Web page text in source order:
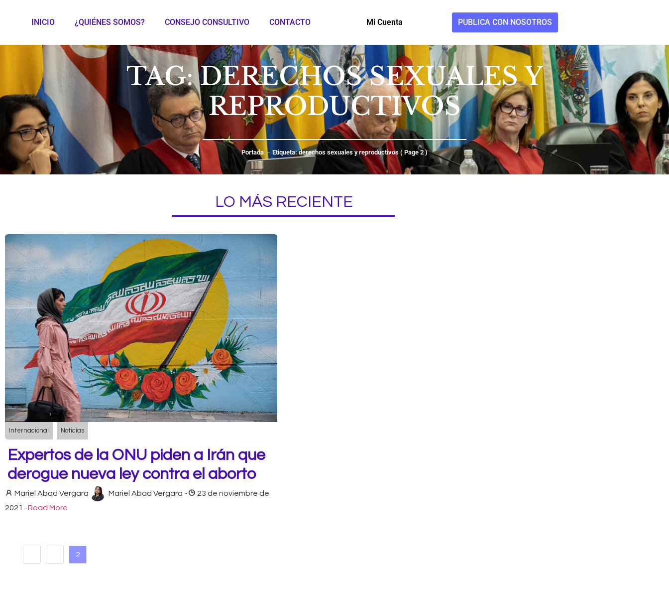
INICIO ¿QUIÉNES SOMOS? CONSEJO CONSULTIVO CONTACTO Mi Cuenta PUBLICA CON NOSOTROS
TAG: DERECHOS SEXUALES Y
REPRODUCTIVOS
Portada Etiqueta: derechos sexuales y reproductivos ( Page 2 )
LO MÁS RECIENTE
Internacional Noticias
Expertos de la ONU piden a Irán que
derogue nueva ley contra el aborto
Mariel Abad Vergara Mariel Abad Vergara -
23 de noviembre de
2021 -Read More
2